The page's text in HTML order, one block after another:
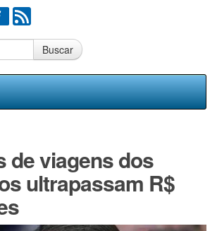
Buscar
de viagens dos
ultrapassam R$